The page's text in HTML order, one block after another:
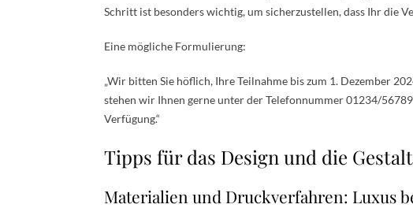
Schritt ist besonders wichtig, um sicherzustellen, dass Ihr die
Eine mögliche Formulierung:
„Wir bitten Sie höflich, Ihre Teilnahme bis zum 1. Dezember
stehen wir Ihnen gerne unter der Telefonnummer 01234/
Verfügung.“
Tipps für das Design und die
Materialien und Druckverfahren: Luxus